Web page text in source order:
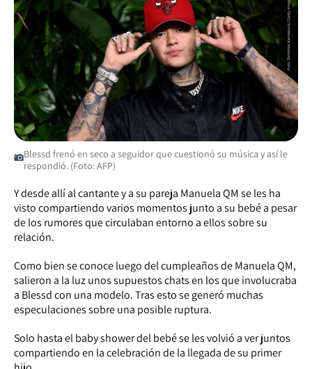
Blessd frenó en seco a seguidor que cuestionó su música y así le
respondió. (Foto: AFP)
Y desde allí al cantante y a su pareja Manuela QM se les ha
visto compartiendo varios momentos junto a su bebé a pesar
de los rumores que circulaban entorno a ellos sobre su
relación.
Como bien se conoce luego del cumpleaños de Manuela QM,
salieron a la luz unos supuestos chats en los que involucraba
a Blessd con una modelo. Tras esto se generó muchas
especulaciones sobre una posible ruptura.
Solo hasta el baby shower del bebé se les volvió a ver juntos
compartiendo en la celebración de la llegada de su primer